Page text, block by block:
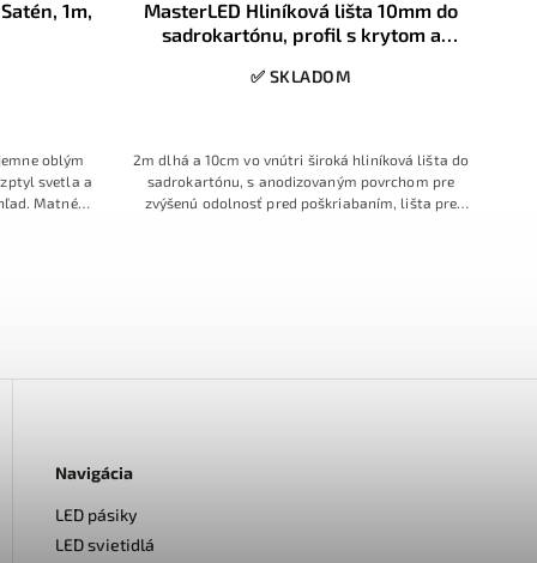
1m,
oblým
svetla a
Matné
MasterLED Hliníková lišta 10mm do
sadrokartónu, profil s krytom a
✅ SKLADOM
2m dlhá a 10cm vo vnútri široká hliníková lišta do
sadrokartónu, s anodizovaným povrchom pre
zvýšenú odolnosť pred poškriabaním, lišta pre
Navigácia
LED pásiky
LED svietidlá